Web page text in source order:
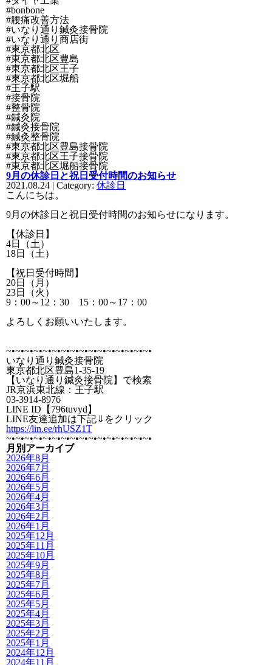
#bonbone
#腰痛改善方法
#いなり通り鍼灸接骨院
#いなり通り商店街
#東京都北区
#東京都北区豊島
#東京都北区王子
#東京都北区堀船
#王子駅
#接骨院
#整骨院
#鍼灸院
#鍼灸接骨院
#鍼灸整骨院
#東京都北区豊島接骨院
#東京都北区王子接骨院
#東京都北区堀船接骨院
9月の休診日と祝日受付時間のお知らせ
2021.08.24 | Category: 休診日
こんにちは。
9月の休診日と祝日受付時間のお知らせになります。
【休診日】
4日（土）
18日（土）
【祝日受付時間】
20日（月）
23日（火）
9：00～12：30 15：00～17：00
よろしくお願いいたします。
~•~•~•~•~•~•~•~•~•~•~•~•~•~•~•~•
いなり通り鍼灸接骨院
東京都北区豊島1-35-19
【いなり通り鍼灸接骨院】で検索
JR京浜東北線：王子駅
03-3914-8976
LINE ID【796tuvyd】
LINE友達追加は下記⇓をクリック
https://lin.ee/rhUSZ1T
~•~•~•~•~•~•~•~•~•~•~•~•~•~•~•~•
月別アーカイブ
2026年8月
2026年7月
2026年6月
2026年5月
2026年4月
2026年3月
2026年2月
2026年1月
2025年12月
2025年11月
2025年10月
2025年9月
2025年8月
2025年7月
2025年6月
2025年5月
2025年4月
2025年3月
2025年2月
2025年1月
2024年12月
2024年11月